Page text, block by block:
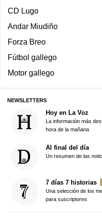
CD Lugo
Andar Miudiño
Forza Breo
Fútbol gallego
Motor gallego
NEWSLETTERS
Hoy en La Voz
La información más
hora de la mañana
Al final del día
Un resumen de las
7 días 7 historias
Una selección de los
para suscriptores